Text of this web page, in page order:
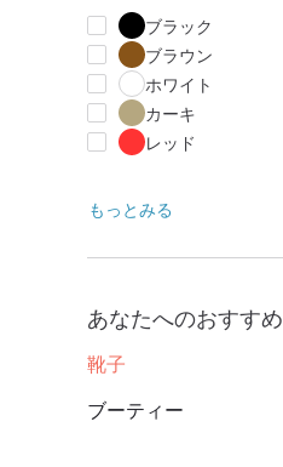
ブラック
ブラウン
ホワイト
カーキ
レッド
もっとみる
あなたへのおすすめ
靴子
ブーティー